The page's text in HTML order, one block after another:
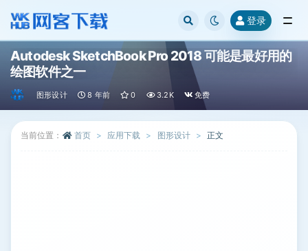
登录
Autodesk SketchBook Pro 2018 可能是最好用的
绘图软件之一
图形设计 8 年前 0 3.2K 免费
当前位置： 首页 应用下载 图形设计 正文
全部